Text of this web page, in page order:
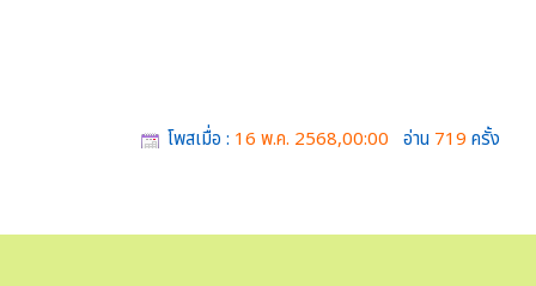
โพสเมื่อ : 16 พ.ค. 2568,00:00 อ่าน 719 ครั้ง